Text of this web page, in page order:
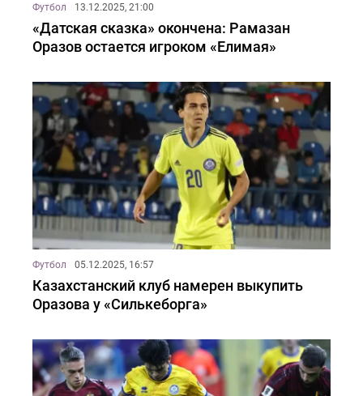
Футбол 13.12.2025, 21:00
«Датская сказка» окончена: Рамазан
Оразов остается игроком «Елимая»
Футбол 05.12.2025, 16:57
Казахстанский клуб намерен выкупить
Оразова у «Силькеборга»